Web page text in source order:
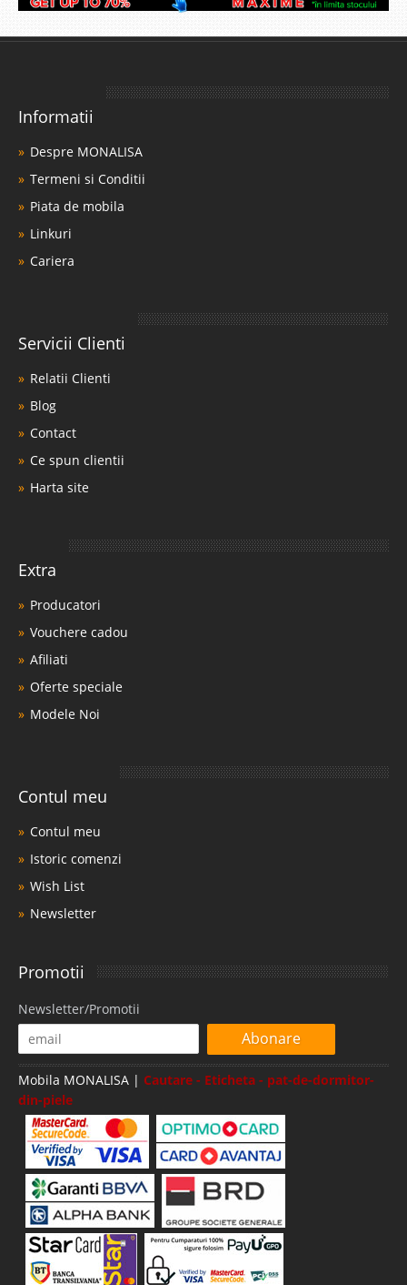
Informatii
Despre MONALISA
Termeni si Conditii
Piata de mobila
Linkuri
Cariera
Servicii Clienti
Relatii Clienti
Blog
Contact
Ce spun clientii
Harta site
Extra
Producatori
Vouchere cadou
Afiliati
Oferte speciale
Modele Noi
Contul meu
Contul meu
Istoric comenzi
Wish List
Newsletter
Promotii
Newsletter/Promotii
Abonare
Mobila MONALISA | Cautare - Eticheta - pat-de-dormitor-
din-piele